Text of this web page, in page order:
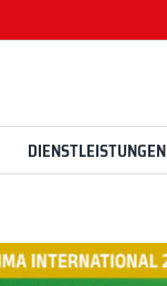
DIENSTLEISTUNGEN